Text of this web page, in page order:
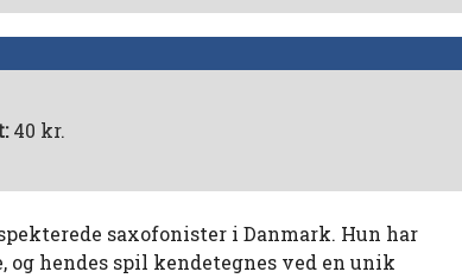
40 kr.
saxofonister i Danmark. Hun har
hendes spil kendetegnes ved en unik